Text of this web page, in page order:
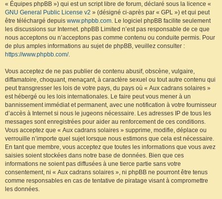
« Équipes phpBB ») qui est un script libre de forum, déclaré sous la licence «
GNU General Public License v2 » (désigné ci-après par « GPL ») et qui peut
être téléchargé depuis www.phpbb.com. Le logiciel phpBB facilite seulement
les discussions sur Internet. phpBB Limited n’est pas responsable de ce que
nous acceptons ou n’acceptons pas comme contenu ou conduite permis. Pour
de plus amples informations au sujet de phpBB, veuillez consulter :
https://www.phpbb.com/.
Vous acceptez de ne pas publier de contenu abusif, obscène, vulgaire,
diffamatoire, choquant, menaçant, à caractère sexuel ou tout autre contenu qui
peut transgresser les lois de votre pays, du pays où « Aux cadrans solaires »
est hébergé ou les lois internationales. Le faire peut vous mener à un
bannissement immédiat et permanent, avec une notification à votre fournisseur
d’accès à Internet si nous le jugeons nécessaire. Les adresses IP de tous les
messages sont enregistrées pour aider au renforcement de ces conditions.
Vous acceptez que « Aux cadrans solaires » supprime, modifie, déplace ou
verrouille n’importe quel sujet lorsque nous estimons que cela est nécessaire.
En tant que membre, vous acceptez que toutes les informations que vous avez
saisies soient stockées dans notre base de données. Bien que ces
informations ne soient pas diffusées à une tierce partie sans votre
consentement, ni « Aux cadrans solaires », ni phpBB ne pourront être tenus
comme responsables en cas de tentative de piratage visant à compromettre
les données.